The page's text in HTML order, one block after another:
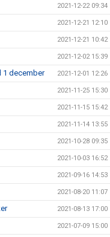
2021-12-22 09:34
2021-12-21 12:10
2021-12-21 10:42
2021-12-02 15:39
1 december 2021-12-01 12:26
2021-11-25 15:30
2021-11-15 15:42
2021-11-14 13:55
2021-10-28 09:35
2021-10-03 16:52
2021-09-16 14:53
2021-08-20 11:07
2021-08-13 17:00
2021-07-09 15:00